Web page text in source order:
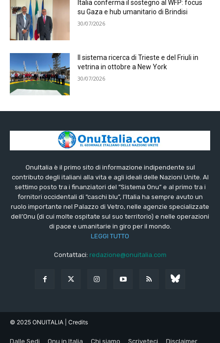
Italia conferma il sostegno al WFP: focus
su Gaza e hub umanitario di Brindisi
30/07/2026
Il sistema ricerca di Trieste e del Friuli in
vetrina in ottobre a New York
30/07/2026
OnuItalia è il primo sito di informazione indipendente sul
contributo degli italiani alla vita e agli ideali delle Nazioni Unite. Al
settimo posto tra i finanziatori del “Sistema Onu” e al primo tra i
fornitori occidentali di “caschi blu”, l’Italia ha sempre avuto un
ruolo importante nel Palazzo di Vetro, nelle agenzie specializzate
dell’Onu (di cui molte ospitate sul suo territorio) e nelle operazioni
di pace e umanitarie in giro per il mondo.
LEGGI TUTTO
Contattaci: redazione@onuitalia.com
© 2025 ONUITALIA | Credits
Dalle Sedi Onu in Italia Chi siamo Scriveteci Disclaimer